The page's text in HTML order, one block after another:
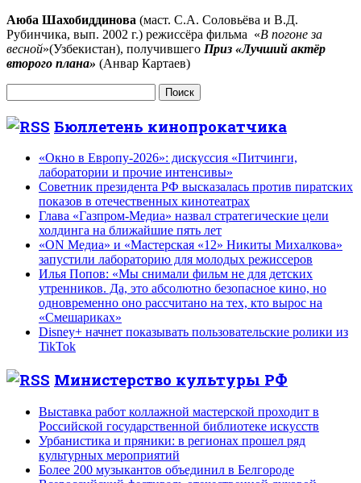
Аюба Шахобиддинова (маст. С.А. Соловьёва и В.Д.
Рубинчика, вып. 2002 г.) режиссёра фильма «В погоне за
весной»(Узбекистан), получившего Приз «Лучший актёр
второго плана» (Анвар Картаев)
Бюллетень кинопрокатчика
«Окно в Европу-2026»: дискуссия «Питчинги,
лаборатории и прочие интенсивы»
Советник президента РФ высказалась против пиратских
показов в отечественных кинотеатрах
Глава «Газпром-Медиа» назвал стратегические цели
холдинга на ближайшие пять лет
«ON Медиа» и «Мастерская «12» Никиты Михалкова»
запустили лабораторию для молодых режиссеров
Илья Попов: «Мы снимали фильм не для детских
утренников. Да, это абсолютно безопасное кино, но
одновременно оно рассчитано на тех, кто вырос на
«Смешариках»
Disney+ начнет показывать пользовательские ролики из
TikTok
Министерство культуры РФ
Выставка работ коллажной мастерской проходит в
Российской государственной библиотеке искусств
Урбанистика и пряники: в регионах прошел ряд
культурных мероприятий
Более 200 музыкантов объединил в Белгороде